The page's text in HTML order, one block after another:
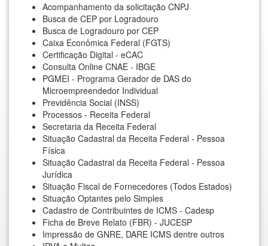
Acompanhamento da solicitação CNPJ
Busca de CEP por Logradouro
Busca de Logradouro por CEP
Caixa Econômica Federal (FGTS)
Certificação Digital - eCAC
Consulta Online CNAE - IBGE
PGMEI - Programa Gerador de DAS do
Microempreendedor Individual
Previdência Social (INSS)
Processos - Receita Federal
Secretaria da Receita Federal
Situação Cadastral da Receita Federal - Pessoa
Física
Situação Cadastral da Receita Federal - Pessoa
Jurídica
Situação Fiscal de Fornecedores (Todos Estados)
Situação Optantes pelo Simples
Cadastro de Contribuintes de ICMS - Cadesp
Ficha de Breve Relato (FBR) - JUCESP
Impressão de GNRE, DARE ICMS dentre outros